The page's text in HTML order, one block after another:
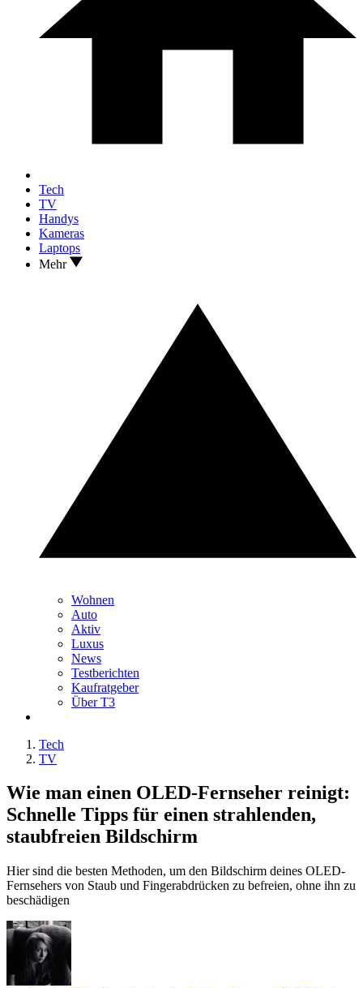
Tech
TV
Handys
Kameras
Laptops
Mehr
Wohnen
Auto
Aktiv
Luxus
News
Testberichten
Kaufratgeber
Über T3
Tech
TV
Wie man einen OLED-Fernseher reinigt:
Schnelle Tipps für einen strahlenden,
staubfreien Bildschirm
Hier sind die besten Methoden, um den Bildschirm deines OLED-
Fernsehers von Staub und Fingerabdrücken zu befreien, ohne ihn zu
beschädigen